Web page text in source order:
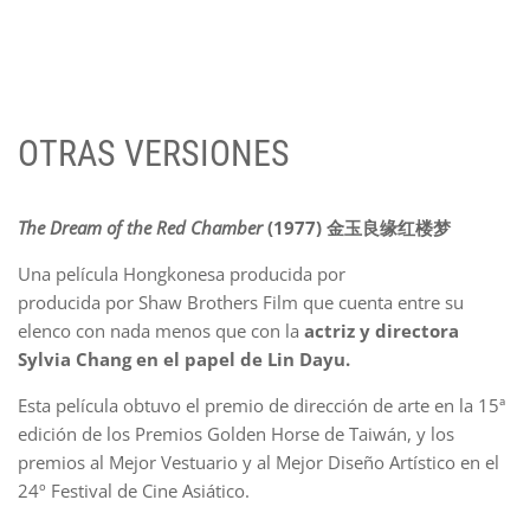
OTRAS VERSIONES
The Dream of the Red Chamber(1977) 金玉良缘红楼梦
Una película Hongkonesa producida por
producida por Shaw Brothers Film que cuenta entre su
elenco con nada menos que con la actriz y directora
Sylvia Chang en el papel de Lin Dayu.
Esta película obtuvo el premio de dirección de arte en la 15ª
edición de los Premios Golden Horse de Taiwán, y los
premios al Mejor Vestuario y al Mejor Diseño Artístico en el
24º Festival de Cine Asiático.